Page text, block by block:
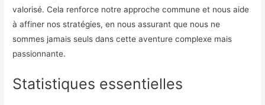
valorisé. Cela renforce notre approche commune et nous aide
à affiner nos stratégies, en nous assurant que nous ne
sommes jamais seuls dans cette aventure complexe mais
passionnante.
Statistiques essentielles